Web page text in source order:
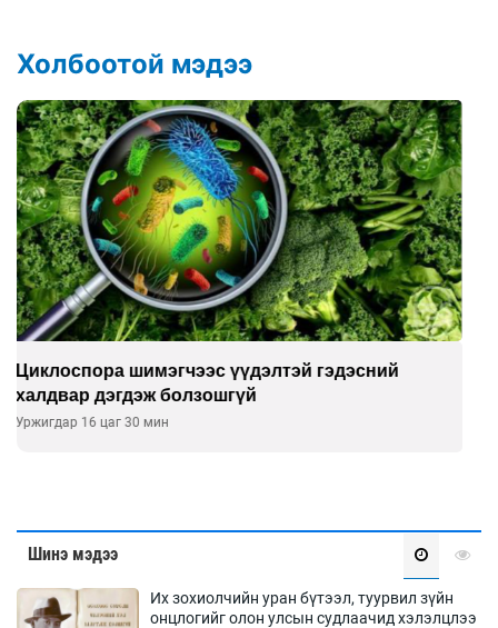
Холбоотой мэдээ
Сэтгэцийн эрүүл мэндэд “санаа тавих” олон
улсын хурал зохион байгуулна
Уржигдар 16 цаг 00 мин
Шинэ мэдээ
Их зохиолчийн уран бүтээл, туурвил зүйн
онцлогийг олон улсын судлаачид хэлэлцлээ